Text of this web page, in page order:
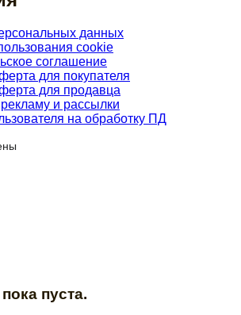
данных
cookie
соглашение
для покупателя
для продавца
и рассылки
на обработку ПД
пуста.